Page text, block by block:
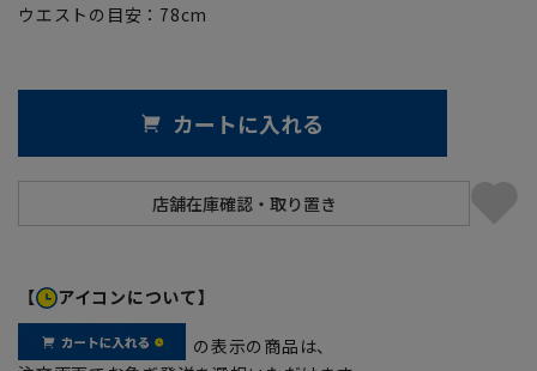
ウエストの目安： 78cm
カートに入れる
【 アイコンについて】
の表示の商品は、